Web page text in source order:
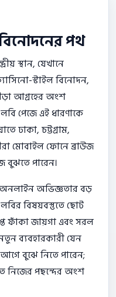
পথ
স্থান, যেখানে
স্টাইল বিনোদন,
আগ্রহের অংশ
পেজে এই ধারণাকে
ঢাকা, চট্টগ্রাম,
মোবাইল ফোনে ব্রাউজ
বুঝতে পারেন।
অনলাইন অভিজ্ঞতার বড়
বিষয়বস্তুতে ছোট
ফাঁকা জায়গা এবং সরল
ব্যবহারকারী যেন
বুঝে নিতে পারেন;
নিজের পছন্দের অংশ